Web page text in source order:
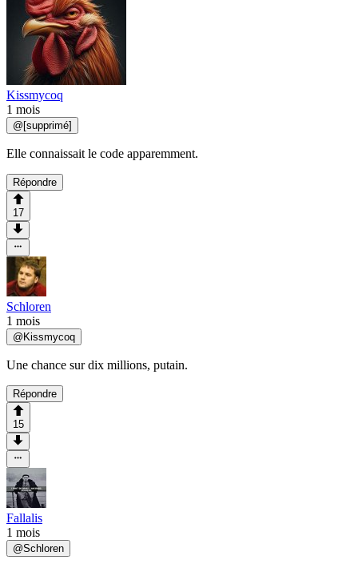
Kissmycoq
1 mois
@ [supprimé]
Elle connaissait le code apparemment.
Répondre
17
Schloren
1 mois
@ Kissmycoq
Une chance sur dix millions, putain.
Répondre
15
Fallalis
1 mois
@Schloren